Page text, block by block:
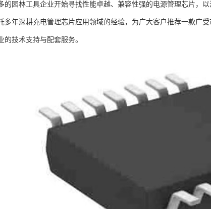
的园林工具企业开始寻找性能卓越、兼容性强的电源管理芯片，
多年深耕充电管理芯片应用领域的经验，为广大客户推荐一款广
的技术支持与配套服务。